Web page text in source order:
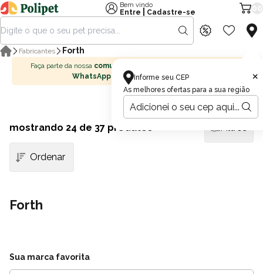
Informe seu CEP
As melhores ofertas para a sua região
×
Bem vindo
Entre
Cadastre-se
Fabricantes Forth
Faça parte da nossa comunidade no
WhatsApp
Forth
mostrando 24 de 37 produtos Filtros
Sua marca favorita